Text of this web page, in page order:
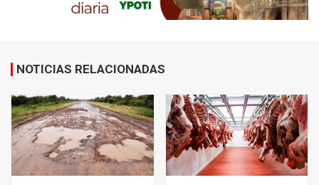
NOTICIAS RELACIONADAS